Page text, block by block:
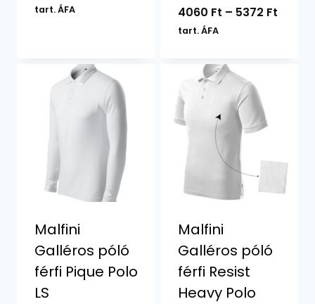
tart. ÁFA 4060 Ft – 5372 Ft
tart. ÁFA
Malfini
Galléros póló
férfi Pique Polo
LS
Malfini
Galléros póló
férfi Resist
Heavy Polo